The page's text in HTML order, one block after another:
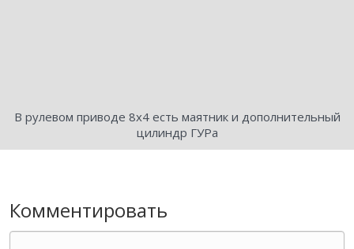
В рулевом приводе 8х4 есть маятник и дополнительный
цилиндр ГУРа
Комментировать